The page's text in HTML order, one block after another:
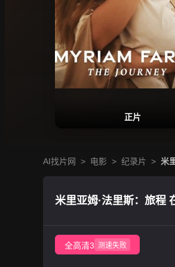
正片
AI找片网 > 电影 > 纪录片 > 米
米里亚姆·法里斯：旅程
全高清3 测速失败